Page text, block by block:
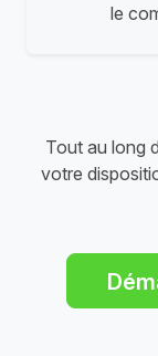
le
Tout au long
votre